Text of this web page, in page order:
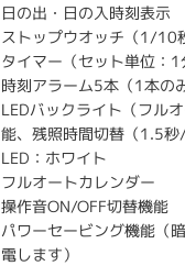
日の出・日の入時刻表示
ストップウオッチ（1/10
タイマー（セット単位：
時刻アラーム5本（1本の
LEDバックライト（フル
能、残照時間切替（1.5秒
LED：ホワイト
フルオートカレンダー
操作音ON/OFF切替機能
パワーセービング機能（
電します）